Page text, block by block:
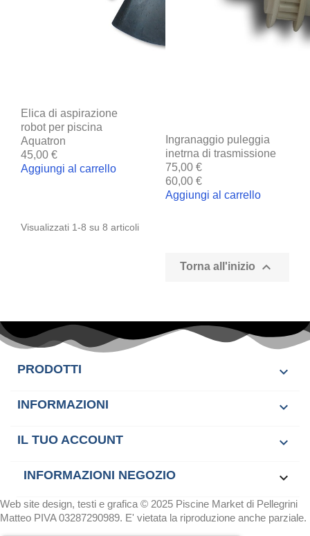
Elica di aspirazione
robot per piscina
Aquatron
45,00 €
Aggiungi al carrello
Ingranaggio puleggia
inetrna di trasmissione
75,00 €
60,00 €
Aggiungi al carrello
Visualizzati 1-8 su 8 articoli
Torna all'inizio 
PRODOTTI 
INFORMAZIONI 
IL TUO ACCOUNT 
INFORMAZIONI NEGOZIO keyboard_arrow_down
Web site design, testi e grafica © 2025 Piscine Market di Pellegrini
Matteo PIVA 03287290989. E' vietata la riproduzione anche parziale.